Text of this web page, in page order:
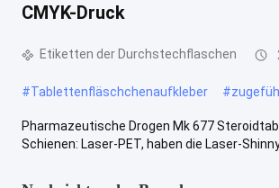
CMYK-Druck
Etiketten der Durchstechflaschen
#Tablettenfläschchenaufkleber #
Pharmazeutische Drogen Mk 677
Schienen: Laser-PET, haben die Laser-